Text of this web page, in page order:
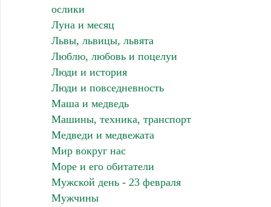
ослики
Луна и месяц
Львы, львицы, львята
Люблю, любовь и поцелуи
Люди и история
Люди и повседневность
Маша и медведь
Машины, техника, транспорт
Медведи и медвежата
Мир вокруг нас
Море и его обитатели
Мужской день - 23 февраля
Мужчины